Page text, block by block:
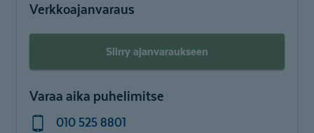
Verkkoajanvaraus
Siirry ajanvaraukseen
Varaa aika puhelimitse
010 525 8801